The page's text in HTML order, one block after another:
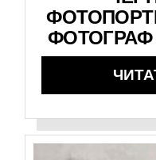
ФОТОГРАФ